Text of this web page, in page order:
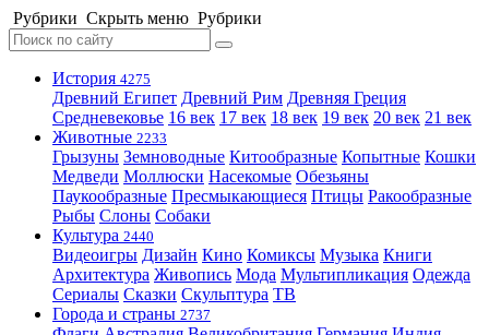
Рубрики Скрыть меню Рубрики
История 4275
Древний Египет Древний Рим Древняя Греция
Средневековье 16 век 17 век 18 век 19 век 20 век 21 век
Животные 2233
Грызуны Земноводные Китообразные Копытные Кошки
Медведи Моллюски Насекомые Обезьяны
Паукообразные Пресмыкающиеся Птицы Ракообразные
Рыбы Слоны Собаки
Культура 2440
Видеоигры Дизайн Кино Комиксы Музыка Книги
Архитектура Живопись Мода Мультипликация Одежда
Сериалы Сказки Скульптура ТВ
Города и страны 2737